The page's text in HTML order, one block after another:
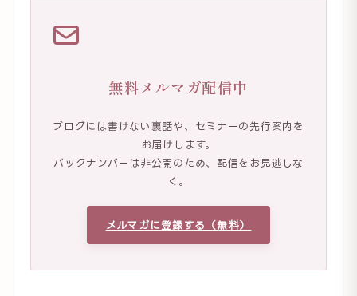
無料メルマガ配信中
ブログには書けない裏話や、セミナーの先行案内を
お届けします。
バックナンバーは非公開のため、配信をお見逃しな
く。
メルマガに登録する（無料）